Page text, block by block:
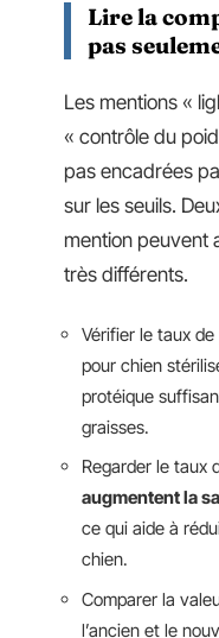
Lire la
pas
Les mentions «
« contrôle du
pas encadrées
sur les seuils.
mention peuvent
très différents.
Vérifier le taux
pour chien
protéique
graisses.
Regarder le taux
augmentent la
ce qui aide à
chien.
Comparer la
l’ancien et le